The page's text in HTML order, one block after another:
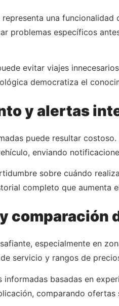
una
problemas específicos
evitar viajes
democratiza el
y alertas
puede resultar
enviando
sobre cuándo
completo que aumenta
comparación
especialmente en
servicio y rangos de
basadas en
comparando ofertas